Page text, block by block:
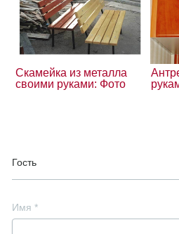
Скамейка из металла
своими руками: Фото
Гость
Имя *